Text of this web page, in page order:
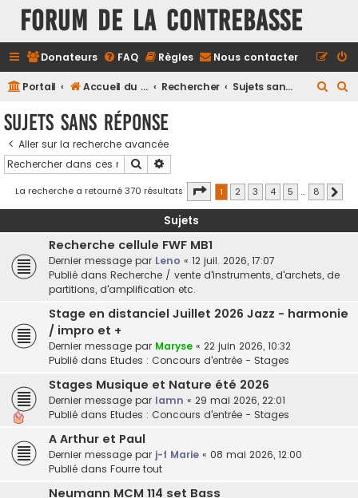
FORUM DE LA CONTREBASSE
Donateurs FAQ Règles Nous contacter
Portail Accueil du forum Rechercher Sujets sans réponse
c
h
r
c
h
r
Sujets sans réponse
Aller sur la recherche avancée
Rechercher
La recherche a retourné 370 résultats Page 1sur8
1 2 3 4 5 … 8
Sujets
Recherche cellule FWF MB1
Dernier message par Leno « 12 juil. 2026, 17:07
Publié dans Recherche / vente d'instruments, d'archets, de
partitions, d'amplification etc.
Stage en distanciel Juillet 2026 Jazz - harmonie
/ impro et +
Dernier message par Maryse « 22 juin 2026, 10:32
Publié dans Etudes : Concours d'entrée - Stages
Stages Musique et Nature été 2026
Dernier message par lamn « 29 mai 2026, 22:01
Publié dans Etudes : Concours d'entrée - Stages
A Arthur et Paul
Dernier message par j-f Marie « 08 mai 2026, 12:00
Publié dans Fourre tout
Neumann MCM 114 set Bass